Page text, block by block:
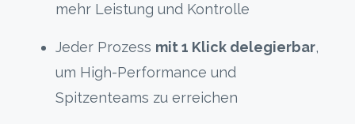
mehr Leistung und Kontrolle
Jeder Prozess mit 1 Klick delegierbar,
um High-Performance und
Spitzenteams zu erreichen